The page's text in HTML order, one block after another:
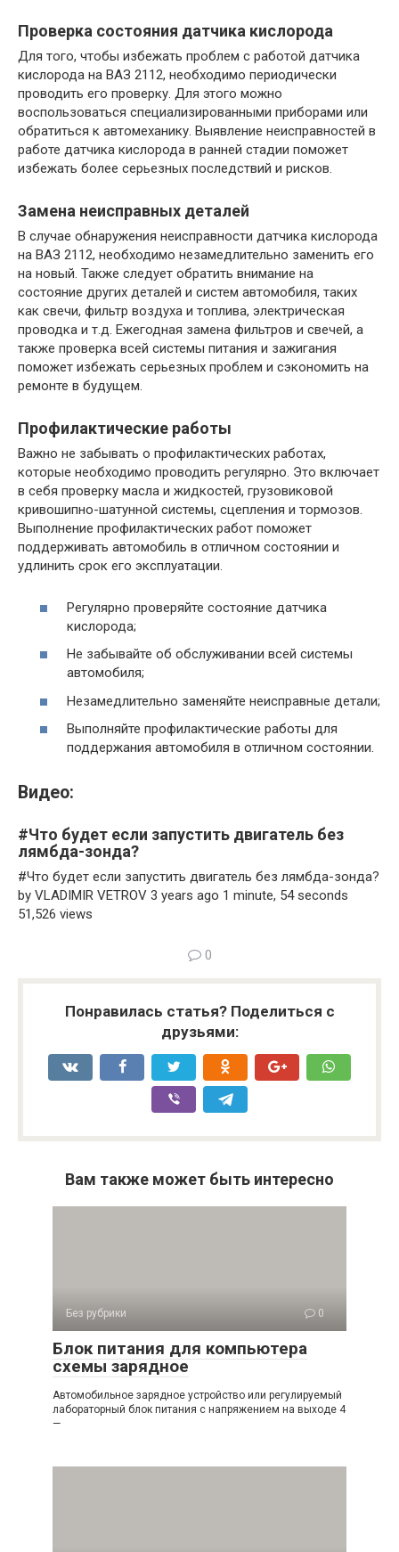
Проверка состояния датчика кислорода
Для того, чтобы избежать проблем с работой датчика
кислорода на ВАЗ 2112, необходимо периодически
проводить его проверку. Для этого можно
воспользоваться специализированными приборами или
обратиться к автомеханику. Выявление неисправностей в
работе датчика кислорода в ранней стадии поможет
избежать более серьезных последствий и рисков.
Замена неисправных деталей
В случае обнаружения неисправности датчика кислорода
на ВАЗ 2112, необходимо незамедлительно заменить его
на новый. Также следует обратить внимание на
состояние других деталей и систем автомобиля, таких
как свечи, фильтр воздуха и топлива, электрическая
проводка и т.д. Ежегодная замена фильтров и свечей, а
также проверка всей системы питания и зажигания
поможет избежать серьезных проблем и сэкономить на
ремонте в будущем.
Профилактические работы
Важно не забывать о профилактических работах,
которые необходимо проводить регулярно. Это включает
в себя проверку масла и жидкостей, грузовиковой
кривошипно-шатунной системы, сцепления и тормозов.
Выполнение профилактических работ поможет
поддерживать автомобиль в отличном состоянии и
удлинить срок его эксплуатации.
Регулярно проверяйте состояние датчика
кислорода;
Не забывайте об обслуживании всей системы
автомобиля;
Незамедлительно заменяйте неисправные детали;
Выполняйте профилактические работы для
поддержания автомобиля в отличном состоянии.
Видео:
#Что будет если запустить двигатель без
лямбда-зонда?
#Что будет если запустить двигатель без лямбда-зонда?
by VLADIMIR VETROV 3 years ago 1 minute, 54 seconds
51,526 views
0
Понравилась статья? Поделиться с
друзьями:
Вам также может быть интересно
Без рубрики 0
Блок питания для компьютера
схемы зарядное
Автомобильное зарядное устройство или регулируемый
лабораторный блок питания с напряжением на выходе 4
—